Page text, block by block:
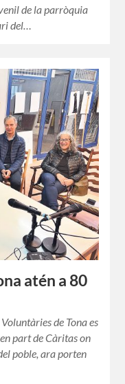
de la parròquia
del…
atén a 80
de Tona es
part de Càritas on
poble, ara porten